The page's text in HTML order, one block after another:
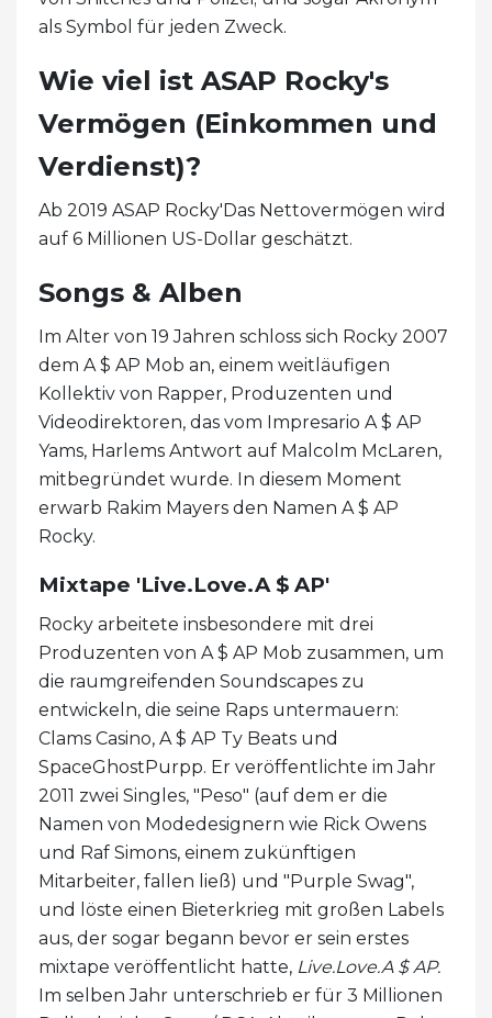
als Symbol für jeden Zweck.
Wie viel ist ASAP Rocky's
Vermögen (Einkommen und
Verdienst)?
Ab 2019 ASAP Rocky'Das Nettovermögen wird
auf 6 Millionen US-Dollar geschätzt.
Songs & Alben
Im Alter von 19 Jahren schloss sich Rocky 2007
dem A $ AP Mob an, einem weitläufigen
Kollektiv von Rapper, Produzenten und
Videodirektoren, das vom Impresario A $ AP
Yams, Harlems Antwort auf Malcolm McLaren,
mitbegründet wurde. In diesem Moment
erwarb Rakim Mayers den Namen A $ AP
Rocky.
Mixtape 'Live.Love.A $ AP'
Rocky arbeitete insbesondere mit drei
Produzenten von A $ AP Mob zusammen, um
die raumgreifenden Soundscapes zu
entwickeln, die seine Raps untermauern:
Clams Casino, A $ AP Ty Beats und
SpaceGhostPurpp. Er veröffentlichte im Jahr
2011 zwei Singles, "Peso" (auf dem er die
Namen von Modedesignern wie Rick Owens
und Raf Simons, einem zukünftigen
Mitarbeiter, fallen ließ) und "Purple Swag",
und löste einen Bieterkrieg mit großen Labels
aus, der sogar begann bevor er sein erstes
mixtape veröffentlicht hatte, Live.Love.A $ AP.
Im selben Jahr unterschrieb er für 3 Millionen